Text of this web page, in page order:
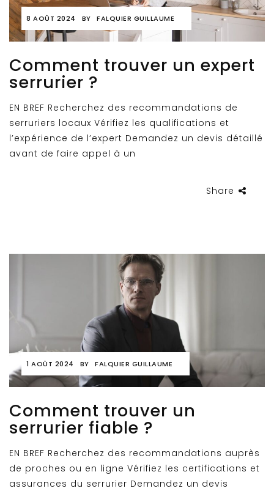
8 AOÛT 2024 BY FALQUIER GUILLAUME
Comment trouver un expert
serrurier ?
EN BREF Recherchez des recommandations de
serruriers locaux Vérifiez les qualifications et
l’expérience de l’expert Demandez un devis détaillé
avant de faire appel à un
Share
1 AOÛT 2024 BY FALQUIER GUILLAUME
Comment trouver un
serrurier fiable ?
EN BREF Recherchez des recommandations auprès
de proches ou en ligne Vérifiez les certifications et
assurances du serrurier Demandez un devis